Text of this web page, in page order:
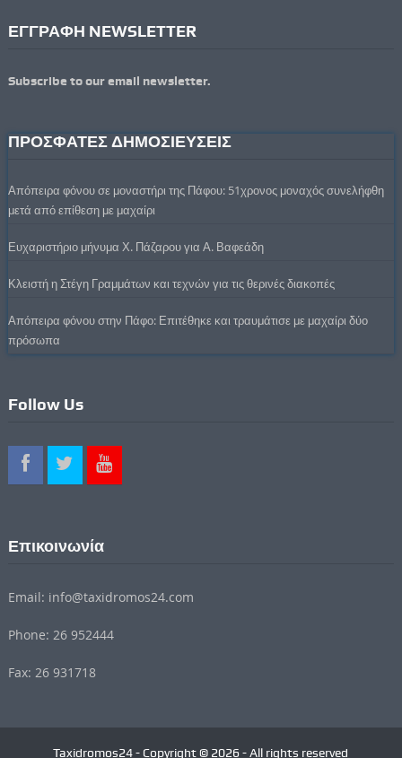
ΕΓΓΡΑΦΗ NEWSLETTER
Subscribe to our email newsletter.
ΠΡΟΣΦΑΤΕΣ ΔΗΜΟΣΙΕΥΣΕΙΣ
Απόπειρα φόνου σε μοναστήρι της Πάφου: 51χρονος μοναχός συνελήφθη
μετά από επίθεση με μαχαίρι
Ευχαριστήριο μήνυμα Χ. Πάζαρου για Α. Βαφεάδη
Κλειστή η Στέγη Γραμμάτων και τεχνών για τις θερινές διακοπές
Απόπειρα φόνου στην Πάφο: Επιτέθηκε και τραυμάτισε με μαχαίρι δύο
πρόσωπα
Follow Us
Επικοινωνία
Email: info@taxidromos24.com
Phone: 26 952444
Fax: 26 931718
Taxidromos24 - Copyright © 2026 - All rights reserved